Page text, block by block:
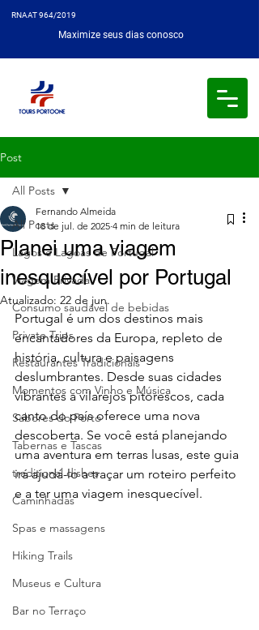
RNAAT 964/2019
Maximize seus dias conosco
Post
All Posts
Lagos e Lagoas de Portugal
Viagem Privada
Consumo saudável de bebidas
Private Trips
Restaurantes Tradicionais
Momentos com Vinho e Música
Sabores do Porto
Tabernas e Tascas
traditional dishes
Caminhadas
Spas e massagens
Hiking Trails
Museus e Cultura
Bar no Terraço
All Posts
Planei uma viagem
inesquecível por Portugal
Fernando Almeida
18 de jul. de 2025 4 min de leitura
Atualizado: 22 de jun.
Portugal é um dos destinos mais
encantadores da Europa, repleto de
história, cultura e paisagens
deslumbrantes. Desde suas cidades
vibrantes a vilarejos pitorescos, cada
canto do país oferece uma nova
descoberta. Se você está planejando
uma aventura em terras lusas, este guia
irá ajudá-lo a traçar um roteiro perfeito
e a ter uma viagem inesquecível.